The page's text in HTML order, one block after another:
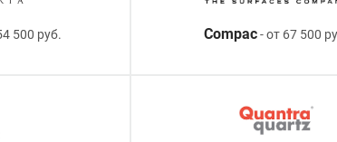
500 руб. Compac- от 67 500